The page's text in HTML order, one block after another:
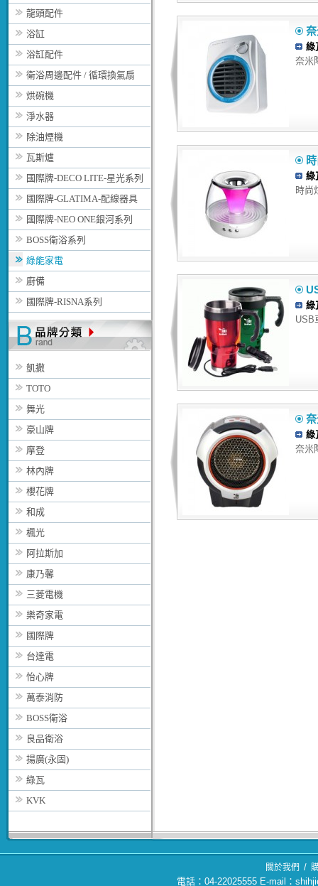
龍頭配件
浴缸
浴缸配件
衛浴周邊配件 / 循環換氣扇
烘碗機
淨水器
除油煙機
瓦斯爐
國際牌-DECO LITE-星光系列
國際牌-GLATIMA-配線器具
國際牌-NEO ONE銀河系列
BOSS衛浴系列
綠能家電
廚備
國際牌-RISNA系列
凱撒
TOTO
舞光
豪山牌
摩登
林內牌
櫻花牌
和成
楓光
阿拉斯加
康乃馨
三菱電機
樂奇家電
國際牌
台達電
怡心牌
萬泰消防
BOSS衛浴
良品衛浴
揚廣(永固)
綠瓦
KVK
奈米
時尚
USB
奈米
關於我們 /
電話：04-22025555 E-mail：